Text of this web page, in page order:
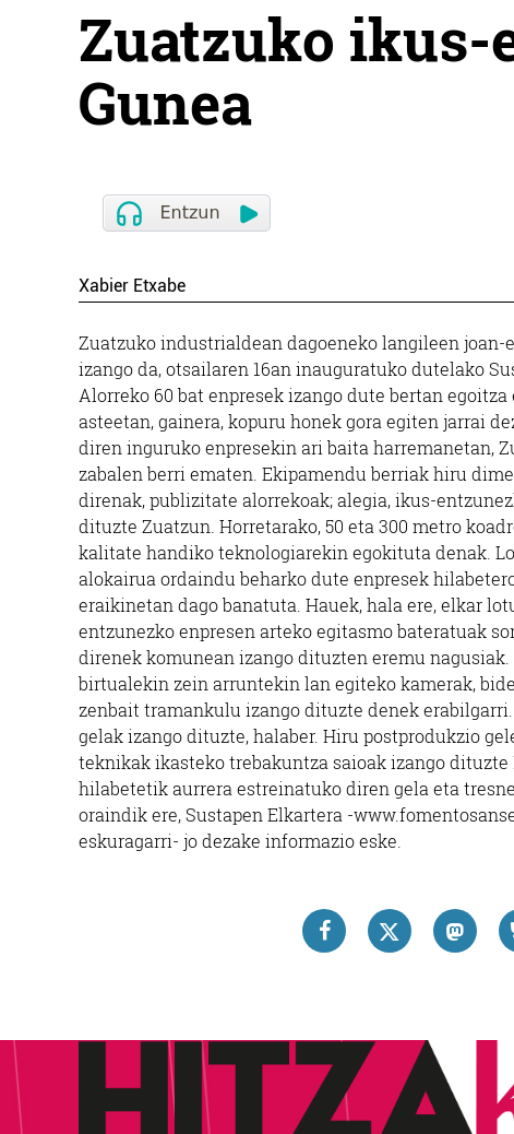
Zuatzuko ikus-
Gunea
Xabier Etxabe
Zuatzuko industrialdean dagoeneko langileen
izango da, otsailaren 16an inauguratuko dutelako
Alorreko 60 bat enpresek izango dute bertan
asteetan, gainera, kopuru honek gora egiten jarrai
diren inguruko enpresekin ari baita harremanetan,
zabalen berri ematen. Ekipamendu berriak hiru
direnak, publizitate alorrekoak; alegia, ikus-
dituzte Zuatzun. Horretarako, 50 eta 300 metro
kalitate handiko teknologiarekin egokituta denak.
alokairua ordaindu beharko dute enpresek
eraikinetan dago banatuta. Hauek, hala ere, elkar
entzunezko enpresen arteko egitasmo bateratuak
direnek komunean izango dituzten eremu
birtualekin zein arruntekin lan egiteko kamerak,
zenbait tramankulu izango dituzte denek
gelak izango dituzte, halaber. Hiru postprodukzio
teknikak ikasteko trebakuntza saioak izango
hilabetetik aurrera estreinatuko diren gela eta
oraindik ere, Sustapen Elkartera -
eskuragarri- jo dezake informazio eske.